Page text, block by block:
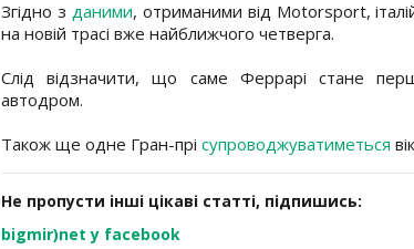
Згідно з даними, отриманими від Motorsport,
на новій трасі вже найближчого четверга.
Слід відзначити, що саме Феррарі стане
автодром.
Також ще одне Гран-прі супроводжуватиметься
Не пропусти інші цікаві статті, підпишись:
bigmir)net у facebook